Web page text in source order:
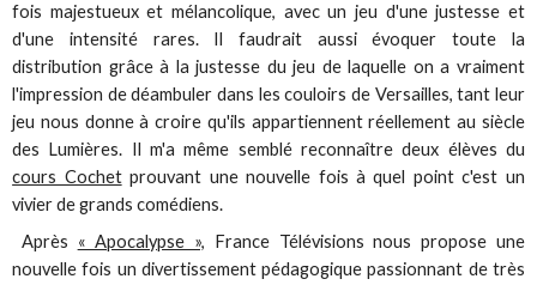
fois majestueux et mélancolique, avec un jeu d'une justesse et
d'une intensité rares. Il faudrait aussi évoquer toute la
distribution grâce à la justesse du jeu de laquelle on a vraiment
l'impression de déambuler dans les couloirs de Versailles, tant leur
jeu nous donne à croire qu'ils appartiennent réellement au siècle
des Lumières. Il m'a même semblé reconnaître deux élèves du
cours Cochetprouvant une nouvelle fois à quel point c'est un
vivier de grands comédiens.
Après « Apocalypse », France Télévisions nous propose une
nouvelle fois un divertissement pédagogique passionnant de très